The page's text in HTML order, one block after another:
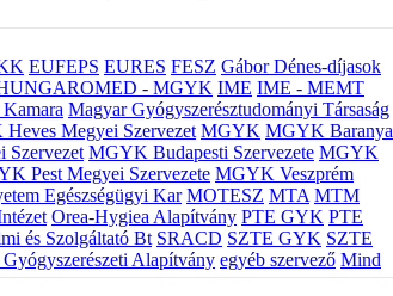
EUFEPS EURES FESZ Gábor Dénes-díjasok
- MGYK IME IME - MEMT
Magyar Gyógyszerésztudományi Társaság
Megyei Szervezet MGYK MGYK Baranya
MGYK Budapesti Szervezete MGYK
Pest Megyei Szervezete MGYK Veszprém
Egészségügyi Kar MOTESZ MTA MTM
Orea-Hygiea Alapítvány PTE GYK PTE
és Szolgáltató Bt SRACD SZTE GYK SZTE
Alapítvány egyéb szervező Mind